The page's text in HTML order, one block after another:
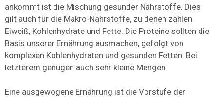
ankommt ist die Mischung gesunder Nährstoffe. Dies
gilt auch für die Makro-Nährstoffe, zu denen zählen
Eiweiß, Kohlenhydrate und Fette. Die Proteine sollten die
Basis unserer Ernährung ausmachen, gefolgt von
komplexen Kohlenhydraten und gesunden Fetten. Bei
letzterem genügen auch sehr kleine Mengen.
Eine ausgewogene Ernährung ist die Vorstufe der